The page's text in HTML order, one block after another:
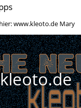
www.kleoto.de Mary